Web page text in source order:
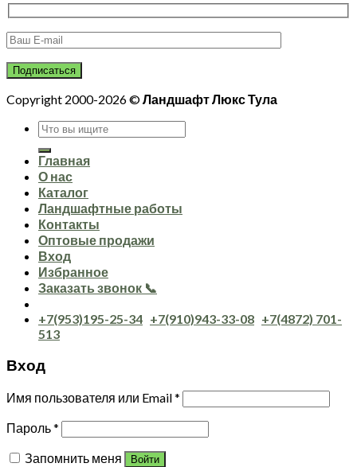
Copyright 2000-2026 ©Ландшафт Люкс Тула
Искать:
Главная
О нас
Каталог
Ландшафтные работы
Контакты
Оптовые продажи
Вход
Избранное
Заказать звонок 📞
+7(953)195-25-34 +7(910)943-33-08 +7(4872) 701-
513
Вход
Имя пользователя или Email*
Пароль*
Запомнить меня
Войти